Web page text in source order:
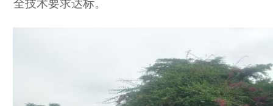
全技术要求达标。